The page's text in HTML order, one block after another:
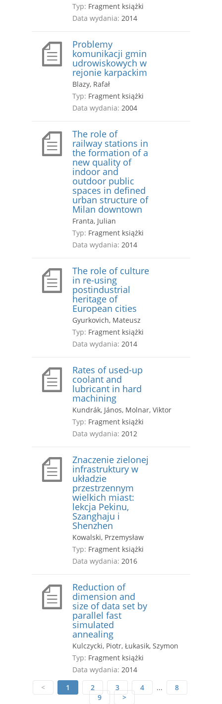
Typ: Fragment książki
Data wydania: 2014
Problemy
komunikacji gmin
udrowiskowych w
rejonie karpackim
Blazy, Rafał
Typ: Fragment książki
Data wydania: 2004
The role of
railway stations in
the formation of a
new quality of
indoor and
outdoor public
spaces in defined
urban structure of
Milan downtown
Franta, Julian
Typ: Fragment książki
Data wydania: 2014
The role of culture
in re-using
postindustrial
heritage of
European cities
Gyurkovich, Mateusz
Typ: Fragment książki
Data wydania: 2014
Rates of used-up
coolant and
lubricant in hard
machining
Kundrák, János, Molnar, Viktor
Typ: Fragment książki
Data wydania: 2012
Znaczenie zielonej
infrastruktury w
układzie
przestrzennym
wielkich miast:
lekcja Pekinu,
Szanghaju i
Shenzhen
Kowalski, Przemysław
Typ: Fragment książki
Data wydania: 2016
Reduction of
dimension and
size of data set by
parallel fast
simulated
annealing
Kulczycki, Piotr, Łukasik, Szymon
Typ: Fragment książki
Data wydania: 2014
<
1 2 3 4 ...
8
9
>